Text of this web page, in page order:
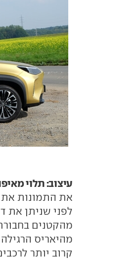
עיצוב: תלוי
את התמונות
לפני שניתן את
מהקטנים
קרוב יותר